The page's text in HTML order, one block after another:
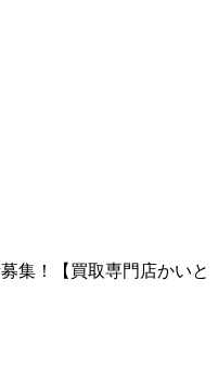
集！【買取専門店かいと